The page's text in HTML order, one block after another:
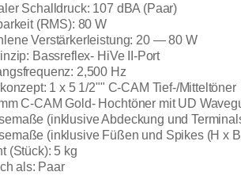
Schalldruck: 107 dBA (Paar)
(RMS): 80 W
Verstärkerleistung: 20 — 80 W
Bassreflex- HiVe II-Port
2,500 Hz
1 x 5 1/2"" C-CAM Tief-/Mitteltöner
C-CAM Gold- Hochtöner mit UD
(inklusive Abdeckung und
(inklusive Füßen und Spikes (H x
(Stück): 5 kg
als: Paar